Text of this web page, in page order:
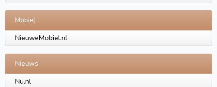
Mobiel
NieuweMobiel.nl
Nieuws
Nu.nl